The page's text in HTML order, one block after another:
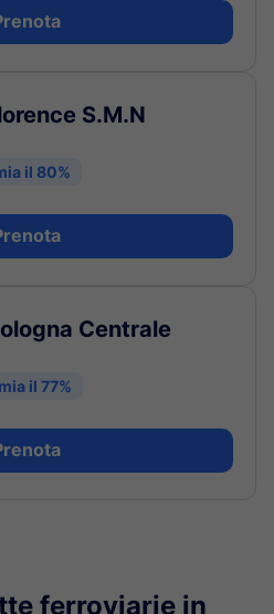
S.M.N
il 80%
Centrale
il 77%
ferroviarie in